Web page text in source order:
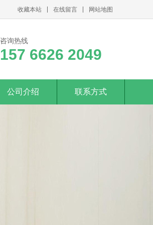
收藏本站 在线留言 网站地图
咨询热线
157 6626 2049
公司介绍 联系方式